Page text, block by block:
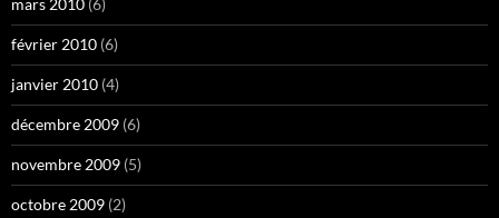
mars 2010 (6)
février 2010 (6)
janvier 2010 (4)
décembre 2009 (6)
novembre 2009 (5)
octobre 2009 (2)